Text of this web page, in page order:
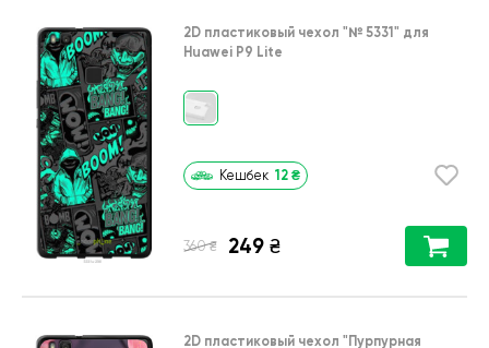
2D пластиковый чехол "№ 5331" для
Huawei P9 Lite
Кешбек 12 ₴
360 ₴ 249 ₴
2D пластиковый чехол "Пурпурная